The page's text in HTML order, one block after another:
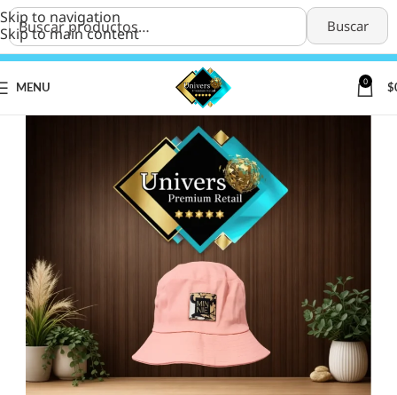
Buscar
Skip to navigation
Skip to main content
MENU
0
$